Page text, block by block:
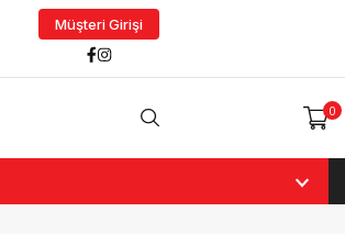
Müşteri Girişi
Facebook
Instagram
0